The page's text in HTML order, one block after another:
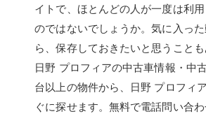
イトで、ほとんどの人が一度は利
のではないでしょうか。気に入っ
ら、保存しておきたいと思うことも
日野 プロフィアの中古車情報・中
台以上の物件から、日野 プロフィ
ぐに探せます。無料で電話問い合